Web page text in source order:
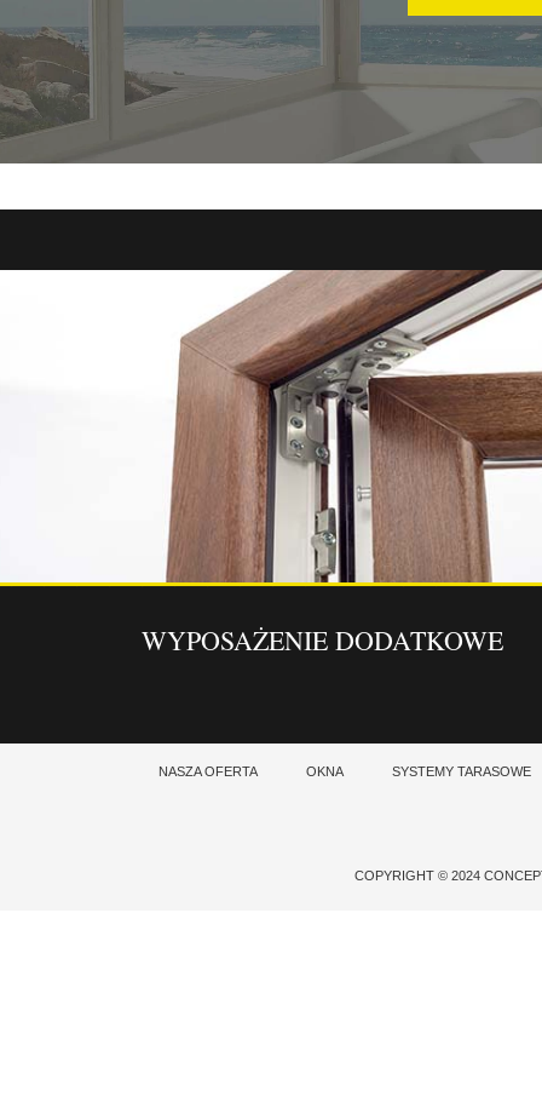
WYPOSAŻENIE DODATKOWE
COPYRIGHT © 2024
NASZA OFERTA OKNA SYSTEMY TARASOWE